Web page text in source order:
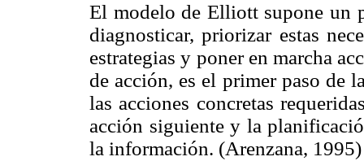
El modelo de Elliott supone un
diagnosticar, priorizar estas
estrategias y poner en marcha
de acción, es el primer paso de
las acciones concretas
acción siguiente y la
la información. (Arenzana, 1995)